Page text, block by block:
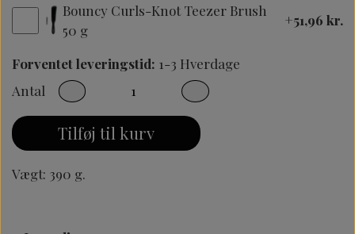
Bouncy Curls-Knot Teezer Brush
50 g
+51,96 kr.
Forventet leveringstid: 1-3 Hverdage
Antal
Tilføj til kurv
Vægt: 390 g.